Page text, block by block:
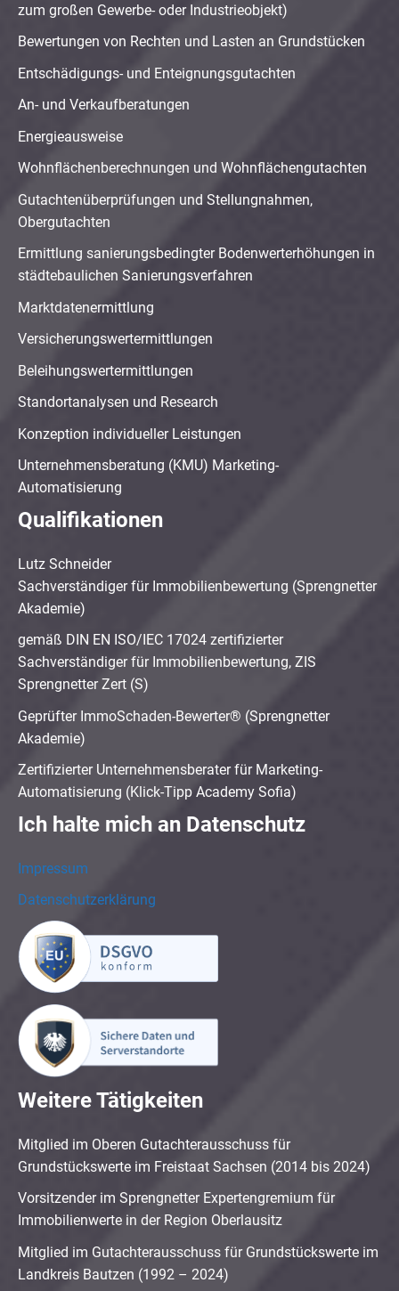
zum großen Gewerbe- oder Industrieobjekt)
Bewertungen von Rechten und Lasten an Grundstücken
Entschädigungs- und Enteignungsgutachten
An- und Verkaufberatungen
Energieausweise
Wohnflächenberechnungen und Wohnflächengutachten
Gutachtenüberprüfungen und Stellungnahmen,
Obergutachten
Ermittlung sanierungsbedingter Bodenwerterhöhungen in
städtebaulichen Sanierungsverfahren
Marktdatenermittlung
Versicherungswertermittlungen
Beleihungswertermittlungen
Standortanalysen und Research
Konzeption individueller Leistungen
Unternehmensberatung (KMU) Marketing-
Automatisierung
Qualifikationen
Lutz Schneider
Sachverständiger für Immobilienbewertung (Sprengnetter
Akademie)
gemäß DIN EN ISO/IEC 17024 zertifizierter
Sachverständiger für Immobilienbewertung, ZIS
Sprengnetter Zert (S)
Geprüfter ImmoSchaden-Bewerter® (Sprengnetter
Akademie)
Zertifizierter Unternehmensberater für Marketing-
Automatisierung (Klick-Tipp Academy Sofia)
Ich halte mich an Datenschutz
Impressum
Datenschutzerklärung
Weitere Tätigkeiten
Mitglied im Oberen Gutachterausschuss für
Grundstückswerte im Freistaat Sachsen (2014 bis 2024)
Vorsitzender im Sprengnetter Expertengremium für
Immobilienwerte in der Region Oberlausitz
Mitglied im Gutachterausschuss für Grundstückswerte im
Landkreis Bautzen (1992 – 2024)